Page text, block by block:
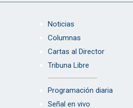
Noticias
Columnas
Cartas al Director
Tribuna Libre
Programación diaria
Señal en vivo